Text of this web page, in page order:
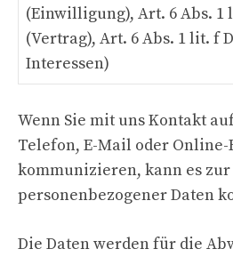
(Einwilligung), Art. 6 Abs. 1
(Vertrag), Art. 6 Abs. 1 lit. f
Interessen)
Wenn Sie mit uns Kontakt
Telefon, E-Mail oder
kommunizieren, kann es
personenbezogener Daten
Die Daten werden für die